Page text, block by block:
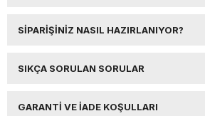
SIPARIŞINIZ NASIL HAZIRLANIYOR?
SIKÇA SORULAN SORULAR
GARANTI VE İADE KOŞULLARI